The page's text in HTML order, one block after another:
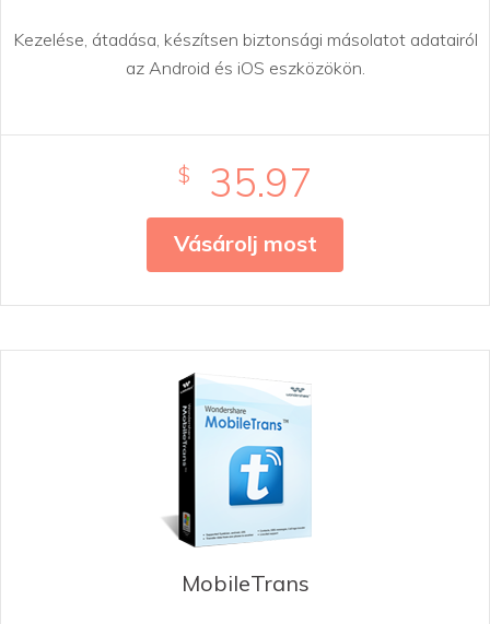
Kezelése, átadása, készítsen biztonsági másolatot adatairól
az Android és iOS eszközökön.
$ 35.97
Vásárolj most
MobileTrans